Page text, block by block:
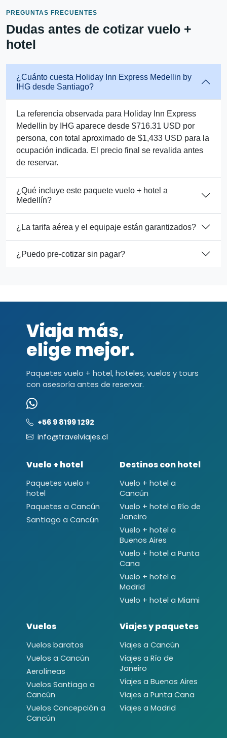
PREGUNTAS FRECUENTES
Dudas antes de cotizar vuelo +
hotel
¿Cuánto cuesta Holiday Inn Express Medellin by
IHG desde Santiago?
La referencia observada para Holiday Inn Express
Medellin by IHG aparece desde $716.31 USD por
persona, con total aproximado de $1,433 USD para la
ocupación indicada. El precio final se revalida antes
de reservar.
¿Qué incluye este paquete vuelo + hotel a
Medellín?
¿La tarifa aérea y el equipaje están garantizados?
¿Puedo pre-cotizar sin pagar?
Viaja más,
elige mejor.
Paquetes vuelo + hotel, hoteles, vuelos y tours
con asesoría antes de reservar.
+56 9 8199 1292
info@travelviajes.cl
Vuelo + hotel
Paquetes vuelo +
hotel
Paquetes a Cancún
Santiago a Cancún
Destinos con hotel
Vuelo + hotel a
Cancún
Vuelo + hotel a Río de
Janeiro
Vuelo + hotel a
Buenos Aires
Vuelo + hotel a Punta
Cana
Vuelo + hotel a
Madrid
Vuelo + hotel a Miami
Vuelos
Vuelos baratos
Vuelos a Cancún
Aerolíneas
Vuelos Santiago a
Cancún
Vuelos Concepción a
Cancún
Viajes y paquetes
Viajes a Cancún
Viajes a Río de
Janeiro
Viajes a Buenos Aires
Viajes a Punta Cana
Viajes a Madrid